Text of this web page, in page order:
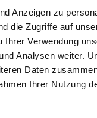
Anzeigen zu
die Zugriffe auf
Verwendung
Analysen weiter.
Daten
Ihrer Nutzung
Zum Tool